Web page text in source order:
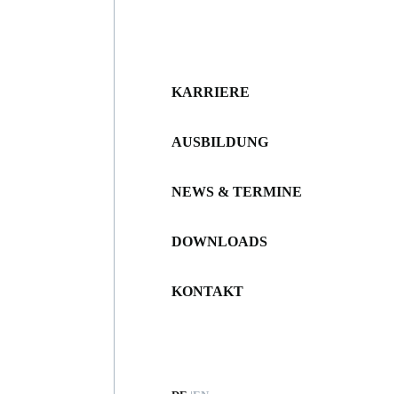
KARRIERE
AUSBILDUNG
NEWS & TERMINE
DOWNLOADS
KONTAKT